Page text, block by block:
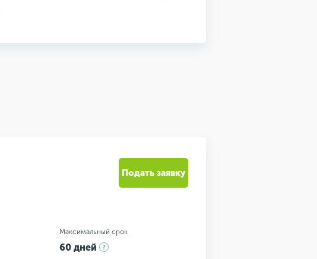
Максимальный срок
60 дней
Подать заявку